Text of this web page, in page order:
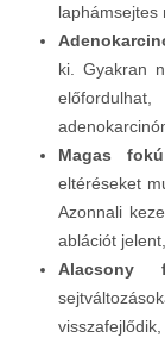
laphámsejtes
ki. Gyakran
Magas
eltéréseket
Azonnali
ablációt
Alacsony